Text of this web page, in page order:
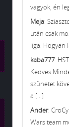
vagyok, én
Meja:
után csak
liga. Hogyan
kaba777:
Kedves
szünetet
a [...]
Ander:
Wars team